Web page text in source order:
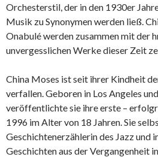
Orchesterstil, der in den 1930er
Musik zu Synonymen werden ließ.
Onabulé werden zusammen mit der
unvergesslichen Werke dieser Zeit
China Moses ist seit ihrer Kindheit
verfallen. Geboren in Los Angeles
veröffentlichte sie ihre erste –
1996 im Alter von 18 Jahren. Sie
Geschichtenerzählerin des Jazz und
Geschichten aus der Vergangenheit